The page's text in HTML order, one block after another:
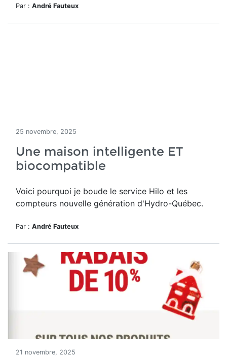
Par : André Fauteux
25 novembre, 2025
Une maison intelligente ET
biocompatible
Voici pourquoi je boude le service Hilo et les
compteurs nouvelle génération d'Hydro-Québec.
Par : André Fauteux
21 novembre, 2025